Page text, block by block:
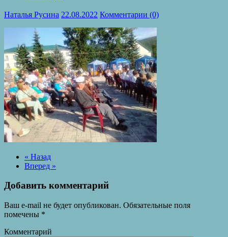
Наталья Русина 22.08.2022 Комментарии (0)
« Назад
Вперед »
Добавить комментарий
Ваш e-mail не будет опубликован. Обязательные поля
помечены *
Комментарий